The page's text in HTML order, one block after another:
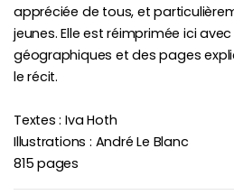
appréciée de tous, et
jeunes. Elle est réimprimée ici
géographiques et des pages
le récit.
Textes : Iva Hoth
Illustrations : André Le Blanc
815 pages